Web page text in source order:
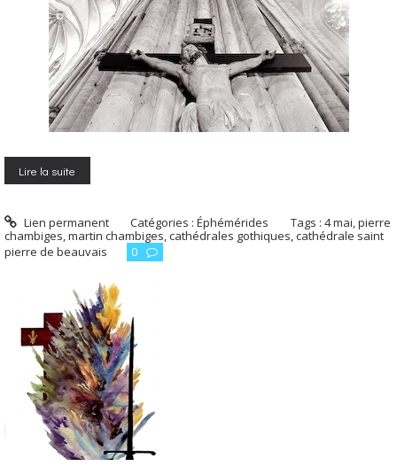
Lire la suite
Lien permanent Catégories :Éphémérides Tags :4 mai,pierre
chambiges,martin chambiges,cathédrales gothiques,cathédrale saint
pierre de beauvais
0